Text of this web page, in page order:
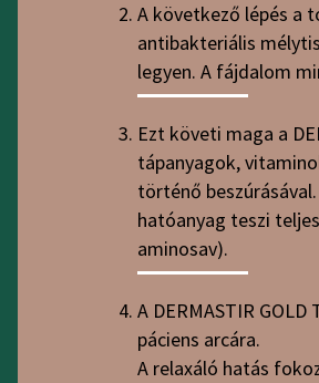
A következő lépés a
antibakteriális
legyen. A fájdalom
Ezt követi maga a
tápanyagok,
történő
hatóanyag teszi
aminosav).
A DERMASTIR
páciens arcára.
A relaxáló hatás